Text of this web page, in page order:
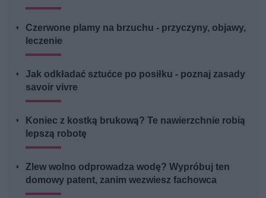
Czerwone plamy na brzuchu - przyczyny, objawy,
leczenie
Jak odkładać sztućce po posiłku - poznaj zasady
savoir vivre
Koniec z kostką brukową? Te nawierzchnie robią
lepszą robotę
Zlew wolno odprowadza wodę? Wypróbuj ten
domowy patent, zanim wezwiesz fachowca